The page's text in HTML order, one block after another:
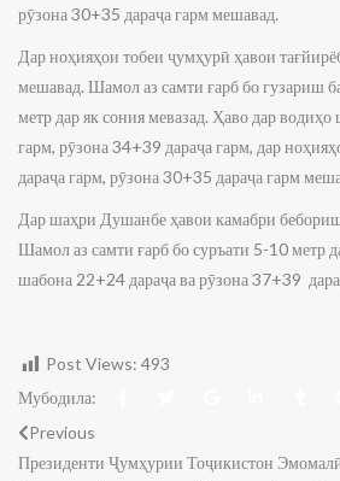
рӯзона 30+35 дараҷа гарм мешавад.
Дар ноҳияҳои тобеи ҷумҳурӣ ҳавои
мешавад. Шамол аз самти ғарб бо гузариш
метр дар як сония мевазад. Ҳаво дар
гарм, рӯзона 34+39 дараҷа гарм, дар
дараҷа гарм, рӯзона 30+35 дараҷа гарм
Дар шаҳри Душанбе ҳавои камабри
Шамол аз самти ғарб бо суръати 5-10 метр
шабона 22+24 дараҷа ва рӯзона 37+39
Post Views: 493
Мубодила:
Previous
Президенти Ҷумҳурии Тоҷикистон